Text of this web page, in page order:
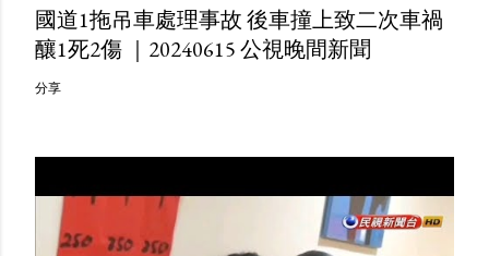
國道1拖吊車處理事故 後車撞上致二次車禍
釀1死2傷 ｜20240615 公視晚間新聞
分享